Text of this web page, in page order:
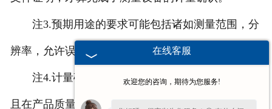
注3.预期用途的要求可能包括诸如测量范围，分
辨率，允许误差等方面的考虑。
注4.计量确认要求通常不同于产品质量要求，而
且在产品质量要求中没有规定。
在线客服
欢迎您的咨询，期待为您服务!